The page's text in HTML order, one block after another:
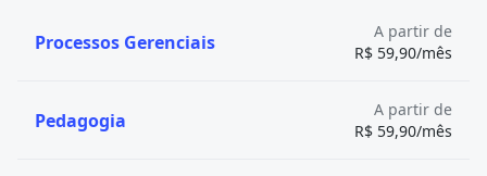
Processos Gerenciais
A partir de
R$ 59,90/mês
Pedagogia
A partir de
R$ 59,90/mês